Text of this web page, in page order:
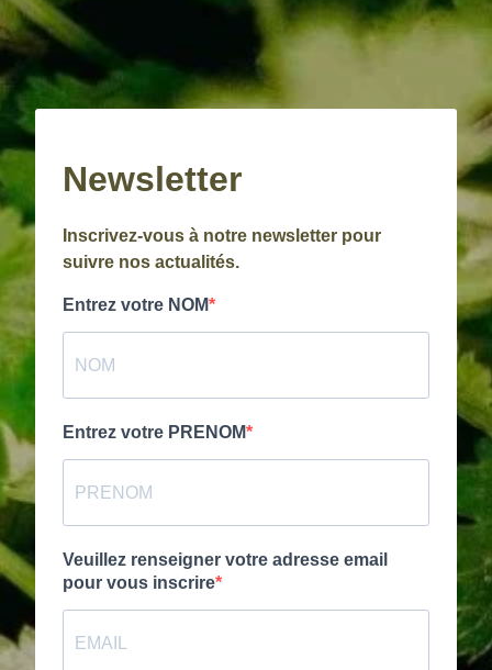
Newsletter
Inscrivez-vous à notre newsletter pour
suivre nos actualités.
Entrez votre NOM
Entrez votre PRENOM
Veuillez renseigner votre adresse email
pour vous inscrire